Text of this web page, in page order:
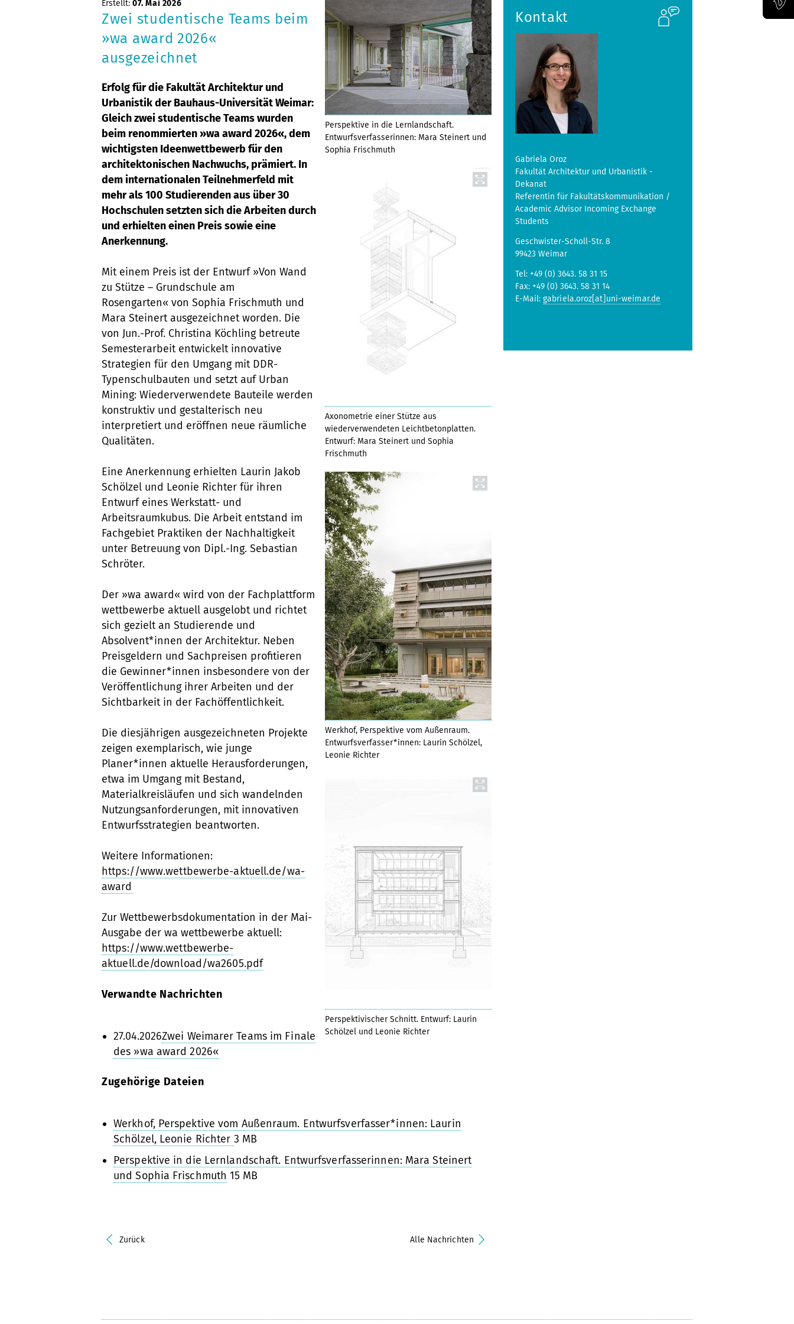
Perspektive in die Lernlandschaft.
Entwurfsverfasserinnen: Mara Steinert und
Sophia Frischmuth
Axonometrie einer Stütze aus
wiederverwendeten Leichtbetonplatten.
Entwurf: Mara Steinert und Sophia
Frischmuth
Werkhof, Perspektive vom Außenraum.
Entwurfsverfasser*innen: Laurin Schölzel,
Leonie Richter
Perspektivischer Schnitt. Entwurf: Laurin
Schölzel und Leonie Richter
Erstellt: 07. Mai 2026
Zwei studentische Teams beim
»wa award 2026«
ausgezeichnet
Erfolg für die Fakultät Architektur und
Urbanistik der Bauhaus-Universität Weimar:
Gleich zwei studentische Teams wurden
beim renommierten »wa award 2026«, dem
wichtigsten Ideenwettbewerb für den
architektonischen Nachwuchs, prämiert. In
dem internationalen Teilnehmerfeld mit
mehr als 100 Studierenden aus über 30
Hochschulen setzten sich die Arbeiten durch
und erhielten einen Preis sowie eine
Anerkennung.
Mit einem Preis ist der Entwurf »Von Wand
zu Stütze – Grundschule am
Rosengarten« von Sophia Frischmuth und
Mara Steinert ausgezeichnet worden. Die
von Jun.-Prof. Christina Köchling betreute
Semesterarbeit entwickelt innovative
Strategien für den Umgang mit DDR-
Typenschulbauten und setzt auf Urban
Mining: Wiederverwendete Bauteile werden
konstruktiv und gestalterisch neu
interpretiert und eröffnen neue räumliche
Qualitäten.
Eine Anerkennung erhielten Laurin Jakob
Schölzel und Leonie Richter für ihren
Entwurf eines Werkstatt- und
Arbeitsraumkubus. Die Arbeit entstand im
Fachgebiet Praktiken der Nachhaltigkeit
unter Betreuung von Dipl.-Ing. Sebastian
Schröter.
Der »wa award« wird von der Fachplattform
wettbewerbe aktuell ausgelobt und richtet
sich gezielt an Studierende und
Absolvent*innen der Architektur. Neben
Preisgeldern und Sachpreisen profitieren
die Gewinner*innen insbesondere von der
Veröffentlichung ihrer Arbeiten und der
Sichtbarkeit in der Fachöffentlichkeit.
Die diesjährigen ausgezeichneten Projekte
zeigen exemplarisch, wie junge
Planer*innen aktuelle Herausforderungen,
etwa im Umgang mit Bestand,
Materialkreisläufen und sich wandelnden
Nutzungsanforderungen, mit innovativen
Entwurfsstrategien beantworten.
Weitere Informationen:
https://www.wettbewerbe-aktuell.de/wa-
award
Zur Wettbewerbsdokumentation in der Mai-
Ausgabe der wa wettbewerbe aktuell:
https://www.wettbewerbe-
aktuell.de/download/wa2605.pdf
Verwandte Nachrichten
27.04.2026Zwei Weimarer Teams im Finale
des »wa award 2026«
Zugehörige Dateien
Werkhof, Perspektive vom Außenraum. Entwurfsverfasser*innen: Laurin
Schölzel, Leonie Richter 3 MB
Perspektive in die Lernlandschaft. Entwurfsverfasserinnen: Mara Steinert
und Sophia Frischmuth 15 MB
Zurück Alle Nachrichten
Kontakt
Gabriela Oroz
Fakultät Architektur und Urbanistik -
Dekanat
Referentin für Fakultätskommunikation /
Academic Advisor Incoming Exchange
Students
Geschwister-Scholl-Str. 8
99423 Weimar
Tel: +49 (0) 3643. 58 31 15
Fax: +49 (0) 3643. 58 31 14
E-Mail: gabriela.oroz[at]uni-weimar.de